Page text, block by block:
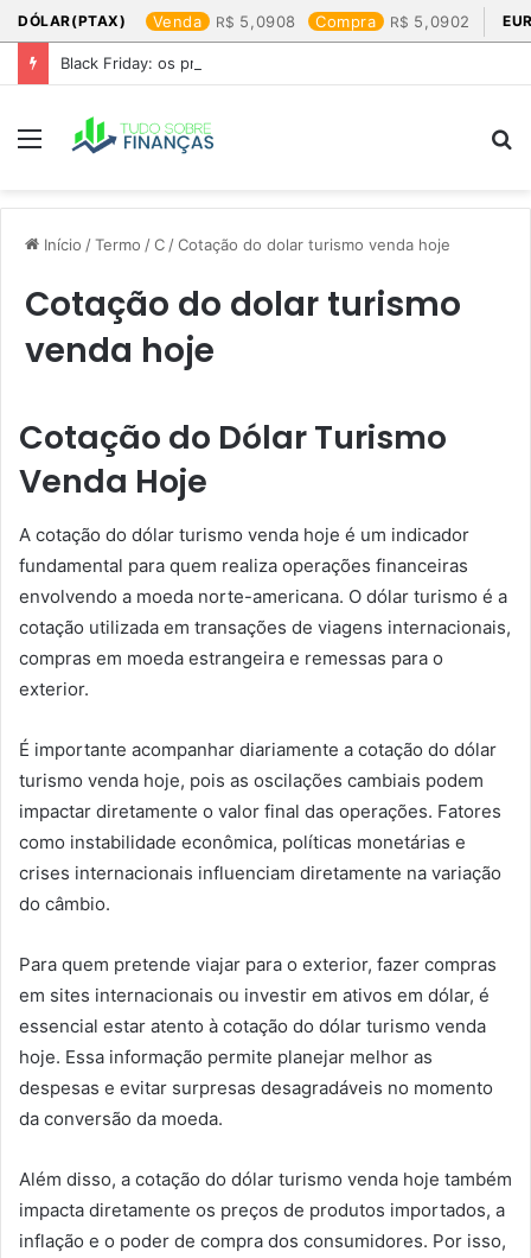
DÓLAR(PTAX) Venda 5,0908 Compra 5,0902
Black Friday: os produtos que mais valem a pena
Menu
Início /Termo /C /Cotação do dolar turismo venda hoje​
Cotação do dolar turismo
venda hoje​
Cotação do Dólar Turismo
Venda Hoje
A cotação do dólar turismo venda hoje é um indicador
fundamental para quem realiza operações financeiras
envolvendo a moeda norte-americana. O dólar turismo é a
cotação utilizada em transações de viagens internacionais,
compras em moeda estrangeira e remessas para o
exterior.
É importante acompanhar diariamente a cotação do dólar
turismo venda hoje, pois as oscilações cambiais podem
impactar diretamente o valor final das operações. Fatores
como instabilidade econômica, políticas monetárias e
crises internacionais influenciam diretamente na variação
do câmbio.
Para quem pretende viajar para o exterior, fazer compras
em sites internacionais ou investir em ativos em dólar, é
essencial estar atento à cotação do dólar turismo venda
hoje. Essa informação permite planejar melhor as
despesas e evitar surpresas desagradáveis no momento
da conversão da moeda.
Além disso, a cotação do dólar turismo venda hoje também
impacta diretamente os preços de produtos importados, a
inflação e o poder de compra dos consumidores. Por isso,